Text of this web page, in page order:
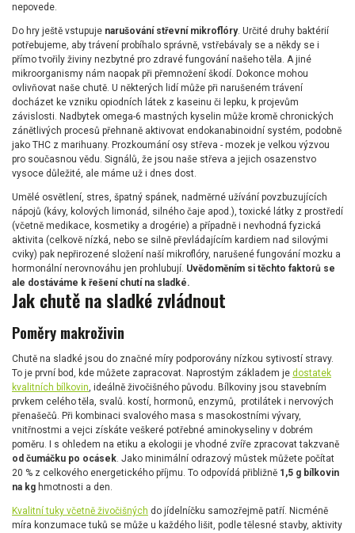
nepovede.
Do hry ještě vstupuje narušování střevní mikroflóry. Určité druhy baktérií
potřebujeme, aby trávení probíhalo správně, vstřebávaly se a někdy se i
přímo tvořily živiny nezbytné pro zdravé fungování našeho těla. A jiné
mikroorganismy nám naopak při přemnožení škodí. Dokonce mohou
ovlivňovat naše chutě. U některých lidí může při narušeném trávení
docházet ke vzniku opiodních látek z kaseinu či lepku, k projevům
závislosti. Nadbytek omega-6 mastných kyselin může kromě chronických
zánětlivých procesů přehnaně aktivovat endokanabinoidní systém, podobně
jako THC z marihuany. Prozkoumání osy střeva - mozek je velkou výzvou
pro současnou vědu. Signálů, že jsou naše střeva a jejich osazenstvo
vysoce důležité, ale máme už i dnes dost.
Umělé osvětlení, stres, špatný spánek, nadměrné užívání povzbuzujících
nápojů (kávy, kolových limonád, silného čaje apod.), toxické látky z prostředí
(včetně medikace, kosmetiky a drogérie) a případně i nevhodná fyzická
aktivita (celkově nízká, nebo se silně převládajícím kardiem nad silovými
cviky) pak nepřirozené složení naší mikroflóry, narušené fungování mozku a
hormonální nerovnováhu jen prohlubují. Uvědoměním si těchto faktorů se
ale dostáváme k řešení chutí na sladké.
Jak chutě na sladké zvládnout
Poměry makroživin
Chutě na sladké jsou do značné míry podporovány nízkou sytivostí stravy.
To je první bod, kde můžete zapracovat. Naprostým základem je dostatek
kvalitních bílkovin, ideálně živočišného původu. Bílkoviny jsou stavebním
prvkem celého těla, svalů. kostí, hormonů, enzymů, protilátek i nervových
přenašečů. Při kombinaci svalového masa s masokostními vývary,
vnitřnostmi a vejci získáte veškeré potřebné aminokyseliny v dobrém
poměru. I s ohledem na etiku a ekologii je vhodné zvíře zpracovat takzvaně
od čumáčku po ocásek. Jako minimální odrazový můstek můžete počítat
20 % z celkového energetického příjmu. To odpovídá přibližně 1,5 g bílkovin
na kg hmotnosti a den.
Kvalitní tuky včetně živočišných do jídelníčku samozřejmě patří. Nicméně
míra konzumace tuků se může u každého lišit, podle tělesné stavby, aktivity